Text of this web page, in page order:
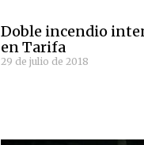
Doble incendio
en Tarifa
29 de julio de 2018